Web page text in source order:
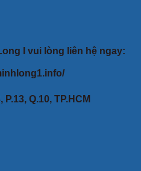
I vui lòng liên hệ ngay:
Q.10, TP.HCM